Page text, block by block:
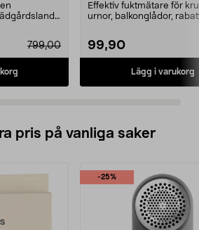
799,00
Effektiv fuktmätare för
urnor, balkonglådor,
99,90
Lägg i varukorg
pris på vanliga saker
-25%